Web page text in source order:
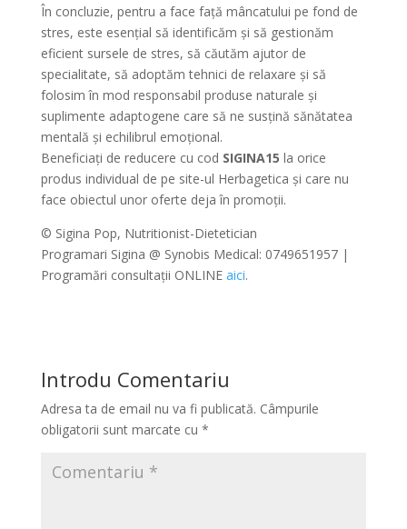
În concluzie, pentru a face față mâncatului pe fond de
stres, este esențial să identificăm și să gestionăm
eficient sursele de stres, să căutăm ajutor de
specialitate, să adoptăm tehnici de relaxare și să
folosim în mod responsabil produse naturale și
suplimente adaptogene care să ne susțină sănătatea
mentală și echilibrul emoțional.
Beneficiați de reducere cu cod SIGINA15 la orice
produs individual de pe site-ul Herbagetica și care nu
face obiectul unor oferte deja în promoții.
© Sigina Pop, Nutritionist-Dietetician
Programari Sigina @ Synobis Medical: 0749651957 |
Programări consultații ONLINE aici.
Introdu Comentariu
Adresa ta de email nu va fi publicată. Câmpurile
obligatorii sunt marcate cu *